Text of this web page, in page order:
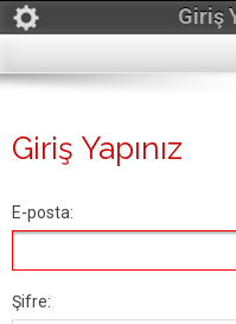
Giriş
Giriş Yapınız
E-posta:
Şifre: